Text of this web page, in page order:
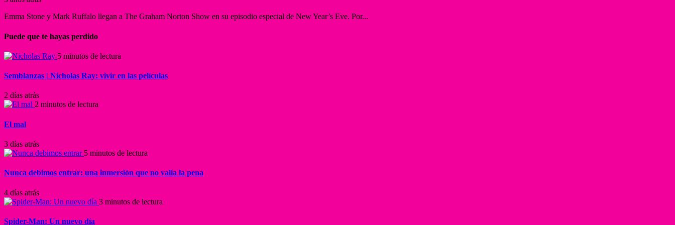
Emma Stone y Mark Ruffalo llegan a The Graham Norton Show en su episodio especial de New Year’s Eve. Por...
Puede que te hayas perdido
5 minutos de lectura
Semblanzas | Nicholas Ray: vivir en las películas
2 días atrás
2 minutos de lectura
El mal
3 días atrás
5 minutos de lectura
Nunca debimos entrar: una inmersión que no valía la pena
4 días atrás
3 minutos de lectura
Spider-Man: Un nuevo día